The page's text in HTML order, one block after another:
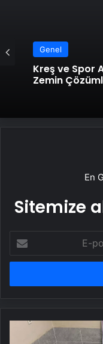
Genel
Kreş ve Spor
Zemin
En
Sitemize
posta
adresinizi
Manisa'da